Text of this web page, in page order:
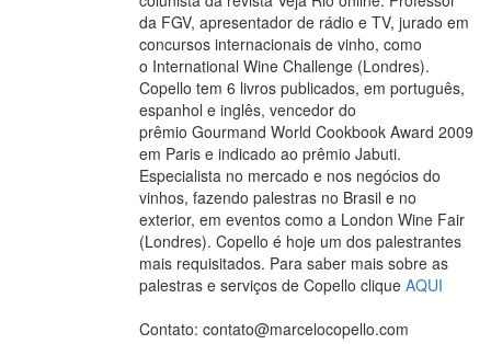
da FGV, apresentador de rádio e TV, jurado em
concursos internacionais de vinho, como
o International Wine Challenge (Londres).
Copello tem 6 livros publicados, em português,
espanhol e inglês, vencedor do
prêmio Gourmand World Cookbook Award 2009
em Paris e indicado ao prêmio Jabuti.
Especialista no mercado e nos negócios do
vinhos, fazendo palestras no Brasil e no
exterior, em eventos como a London Wine Fair
(Londres). Copello é hoje um dos palestrantes
mais requisitados. Para saber mais sobre as
palestras e serviços de Copello clique AQUI
Contato: contato@marcelocopello.com